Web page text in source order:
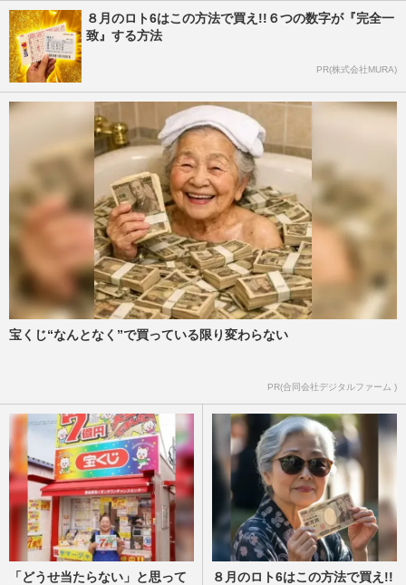
８月のロト6はこの方法で買え!!６つの数字が『完全一
致』する方法
PR(株式会社MURA)
宝くじ“なんとなく”で買っている限り変わらない
PR(合同会社デジタルファーム )
「どうせ当たらない」と思って
８月のロト6はこの方法で買え!!